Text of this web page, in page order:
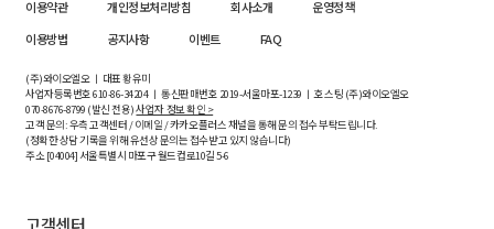
이용약관 개인정보처리방침 회사소개
운영정책
이용방법
공지사항 이벤트 FAQ
(주)와이오엘오 ㅣ 대표 황유미
사업자등록번호610-86-34204ㅣ 통신판매번호 2019-서울마포-1239 ㅣ 호스팅 (주)와이오엘오
070-8676-8799 (발신 전용)사업자 정보 확인 >
고객 문의: 우측 고객센터 / 이메일 / 카카오플러스 채널을 통해 문의 접수 부탁드립니다.
(정확한 상담 기록을 위해 유선상 문의는 접수받고 있지 않습니다)
주소 [04004] 서울특별시 마포구 월드컵로10길5-6
고객센터